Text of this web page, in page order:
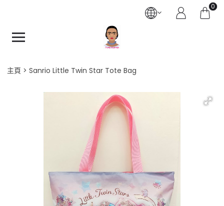
0
主頁 Sanrio Little Twin Star Tote Bag